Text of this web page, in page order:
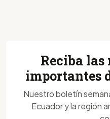
Reciba
importantes
Nuestro boletín
Ecuador y la región